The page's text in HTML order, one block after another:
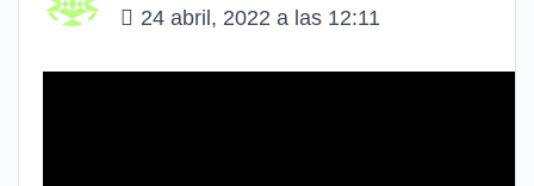
24 abril, 2022 a las 12:11